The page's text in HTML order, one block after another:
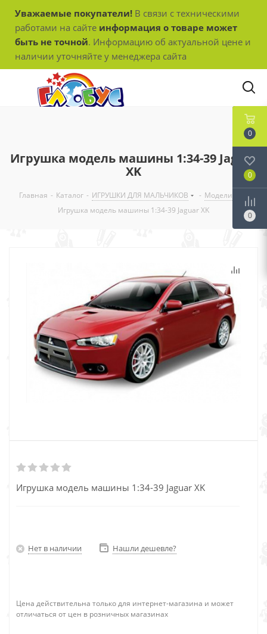
Уважаемые покупатели! В связи с техническими
работами на сайте информация о товаре может
быть не точной. Информацию об актуальной цене и
наличии уточняйте у менеджера сайта
Игрушка модель машины 1:34-39 Jaguar
XK
Главная - Каталог - ИГРУШКИ ДЛЯ МАЛЬЧИКОВ - Модели
Игрушка модель машины 1:34-39 Jaguar XK
Игрушка модель машины 1:34-39 Jaguar XK
Нет в наличии Нашли дешевле?
Цена действительна только для интернет-магазина и может
отличаться от цен в розничных магазинах
0
0
0